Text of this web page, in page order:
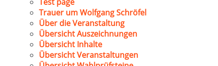
Trauer um Wolfgang Schröfel
Über die Veranstaltung
Übersicht Auszeichnungen
Übersicht Inhalte
Übersicht Veranstaltungen